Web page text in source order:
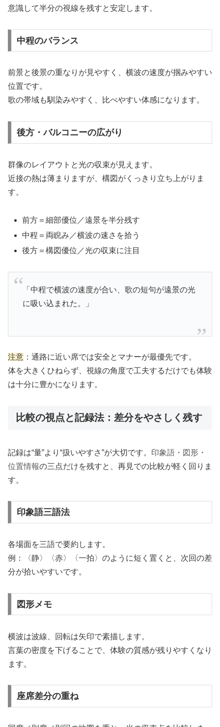
意識して半分の視線を残すと安定します。
中程のバランス
前景と後景の重なりが見やすく、横波の速度が掴みやすい
位置です。
歌の帯域も馴染みやすく、比べやすい体感になります。
後方・バルコニーの広がり
群像のレイアウトと光の収束が見えます。
近接の熱は薄まりますが、構図がくっきり立ち上がりま
す。
前方＝細部優位／遠景を半分残す
中程＝両睨み／横波の速さを拾う
後方＝構図優位／光の収束に注目
「中程で横波の速度が合い、歌の短句が遠景の光
に吸い込まれた。」
注意 ：通路に近い席では安全とマナーが最優先です。
体を大きくひねらず、視線の角度で工夫するだけでも体験
は十分に豊かになります。
比較の視点と記録法：差分をやさしく残す
記録は“量”より“扱いやすさ”が大切です。 印象語・図形・
位置情報の三点だけを残すと、再見での比較が軽く回りま
す。
印象語三語法
各場面を三語で要約します。
例：〈静〉〈赤〉〈一拍〉のように短く置くと、次回の差
分が拾いやすいです。
図形メモ
横波は波線、回転は矢印で素描します。
言葉の密度を下げることで、体験の質感が残りやすくなり
ます。
座席差分の重ね